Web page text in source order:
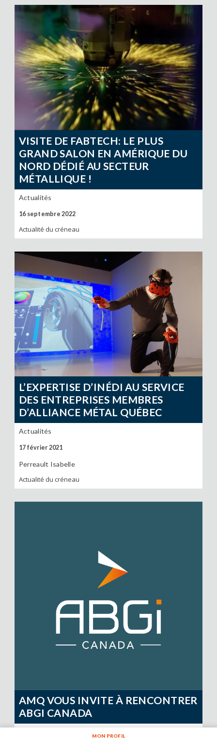
MON PROFIL
VISITE DE FABTECH: LE PLUS
GRAND SALON EN AMÉRIQUE DU
NORD DÉDIÉ AU SECTEUR
MÉTALLIQUE !
Actualités
16 septembre 2022
Actualité du créneau
L’EXPERTISE D’INÉDI AU SERVICE
DES ENTREPRISES MEMBRES
D’ALLIANCE MÉTAL QUÉBEC
Actualités
17 février 2021
Perreault Isabelle
Actualité du créneau
AMQ VOUS INVITE À RENCONTRER
ABGI CANADA